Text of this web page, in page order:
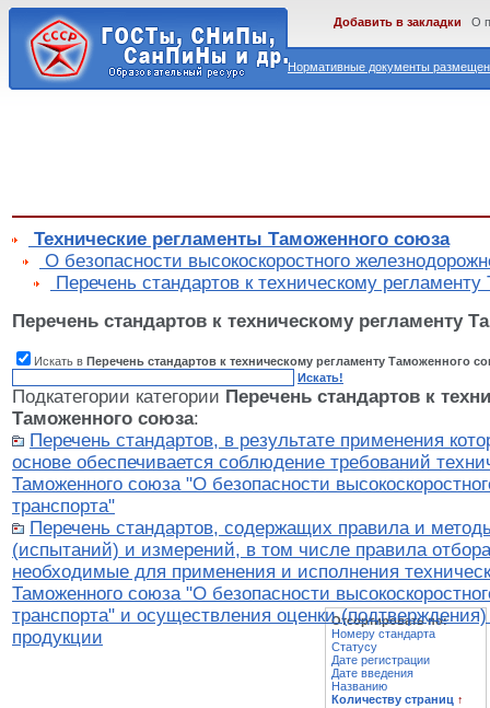
Нормативные документы
Добавить в закладки О
Технические регламенты Таможенного союза
О безопасности высокоскоростного
Перечень стандартов к техническому
Перечень стандартов к техническому регламенту
Искать в Перечень стандартов к техническому регламенту Таможенного
Искать!
Подкатегории категории Перечень стандартов к
Таможенного союза:
Перечень стандартов, в результате применения
основе обеспечивается соблюдение требований
Таможенного союза "О безопасности
транспорта"
Перечень стандартов, содержащих правила и
(испытаний) и измерений, в том числе правила
необходимые для применения и исполнения
Таможенного союза "О безопасности
транспорта" и осуществления оценки (подтверждения)
продукции
Отсортировать по:
Номеру стандарта
Статусу
Дате регистрации
Дате введения
Названию
Количеству страниц ↑